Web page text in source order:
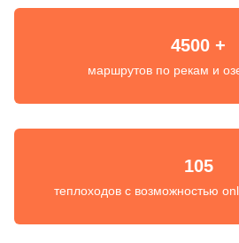
4500 +
маршрутов по рекам и
105
теплоходов с возможностью